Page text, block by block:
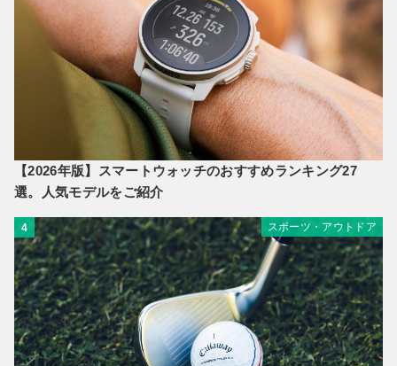
【2026年版】スマートウォッチのおすすめランキング27
選。人気モデルをご紹介
4 スポーツ・アウトドア